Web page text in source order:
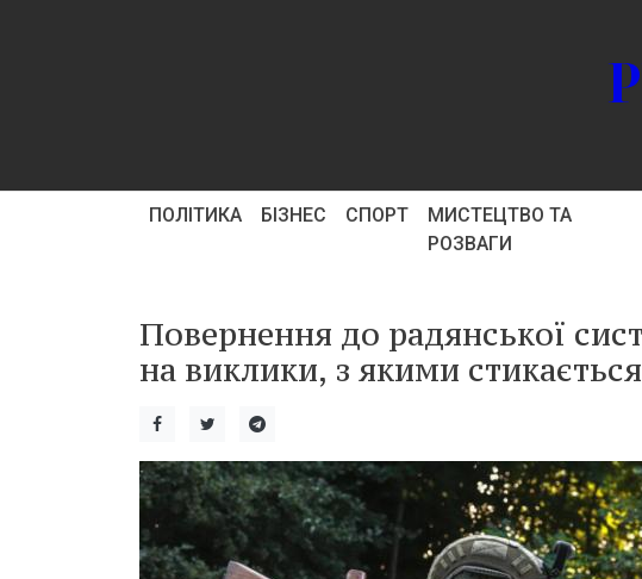
ПОЛІТИКА БІЗНЕС СПОРТ
МИСТЕЦТВО ТА
РОЗВАГИ
Повернення до радянської
на виклики, з якими